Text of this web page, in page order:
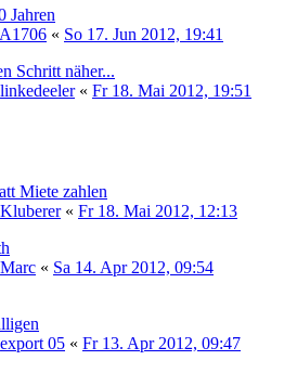
Jahren
A1706 « So 17. Jun 2012, 19:41
Schritt näher...
linkedeeler« Fr 18. Mai 2012, 19:51
Miete zahlen
Kluberer« Fr 18. Mai 2012, 12:13
Marc « Sa 14. Apr 2012, 09:54
export 05 « Fr 13. Apr 2012, 09:47